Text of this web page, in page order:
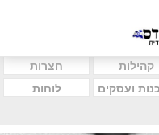
קהילות
חצרות
ועסקים
לוחות